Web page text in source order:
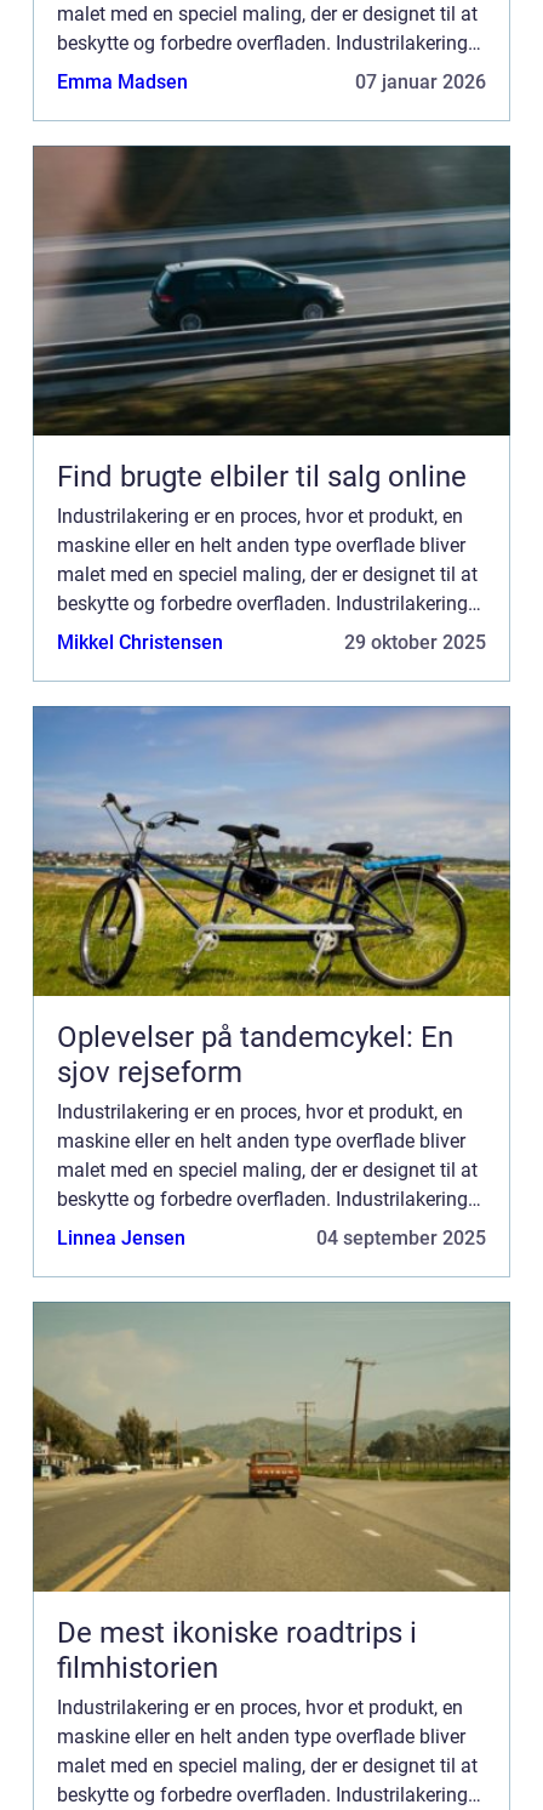
malet med en speciel maling, der er designet til at
beskytte og forbedre overfladen. Industrilakering
er en proces, der bruges i mange forskellige br...
Emma Madsen 07 januar 2026
Find brugte elbiler til salg online
Industrilakering er en proces, hvor et produkt, en
maskine eller en helt anden type overflade bliver
malet med en speciel maling, der er designet til at
beskytte og forbedre overfladen. Industrilakering
er en proces, der bruges i mange forskellige br...
Mikkel Christensen 29 oktober 2025
Oplevelser på tandemcykel: En
sjov rejseform
Industrilakering er en proces, hvor et produkt, en
maskine eller en helt anden type overflade bliver
malet med en speciel maling, der er designet til at
beskytte og forbedre overfladen. Industrilakering
er en proces, der bruges i mange forskellige br...
Linnea Jensen 04 september 2025
De mest ikoniske roadtrips i
filmhistorien
Industrilakering er en proces, hvor et produkt, en
maskine eller en helt anden type overflade bliver
malet med en speciel maling, der er designet til at
beskytte og forbedre overfladen. Industrilakering